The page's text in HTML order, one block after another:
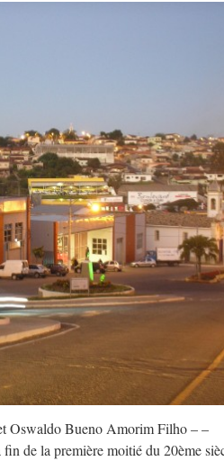
Oswaldo Bueno Amorim Filho – –
de la première moitié du 20ème